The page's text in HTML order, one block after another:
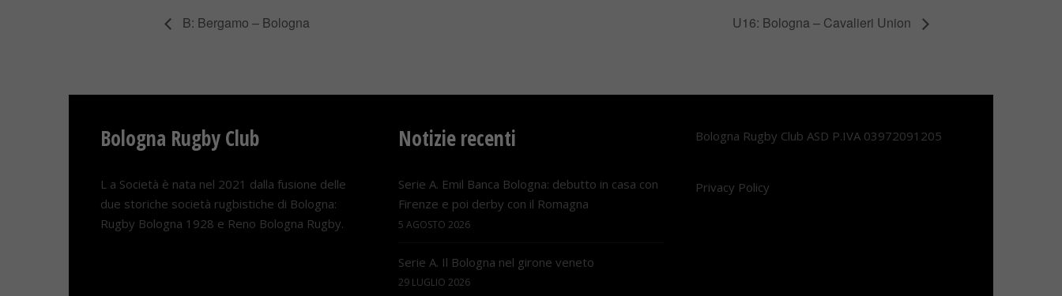
B: Bergamo – Bologna U16: Bologna – Cavalieri Union
Bologna Rugby Club
L a Società è nata nel 2021 dalla fusione delle
due storiche società rugbistiche di Bologna:
Rugby Bologna 1928 e Reno Bologna Rugby.
Notizie recenti
Serie A. Emil Banca Bologna: debutto in casa con
Firenze e poi derby con il Romagna
5 AGOSTO 2026
Serie A. Il Bologna nel girone veneto
29 LUGLIO 2026
Bologna Rugby Club ASD P.IVA 03972091205
Privacy Policy